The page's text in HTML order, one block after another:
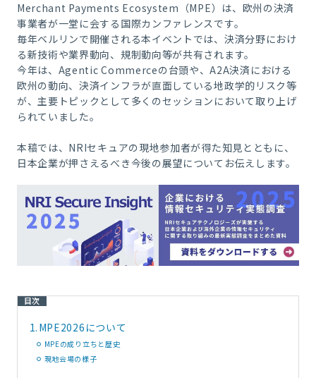
Merchant Payments Ecosystem（MPE）は、欧州の決済
事業者が一堂に会する国際カンファレンスです。
毎年ベルリンで開催される本イベントでは、決済分野におけ
る新技術や業界動向、規制動向等が共有されます。
今年は、Agentic Commerceの台頭や、A2A決済における
欧州の動向、決済インフラが直面している地政学的リスク等
が、主要トピックとして多くのセッションにおいて取り上げ
られていました。
本稿では、NRIセキュアの現地参加者が得た知見とともに、
日本企業が押さえるべき今後の展望についてお伝えします。
目次
1. MPE2026について
MPEの成り立ちと歴史
現地会場の様子